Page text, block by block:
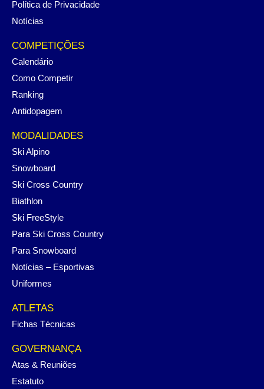
Política de Privacidade
Notícias
COMPETIÇÕES
Calendário
Como Competir
Ranking
Antidopagem
MODALIDADES
Ski Alpino
Snowboard
Ski Cross Country
Biathlon
Ski FreeStyle
Para Ski Cross Country
Para Snowboard
Notícias – Esportivas
Uniformes
ATLETAS
Fichas Técnicas
GOVERNANÇA
Atas & Reuniões
Estatuto